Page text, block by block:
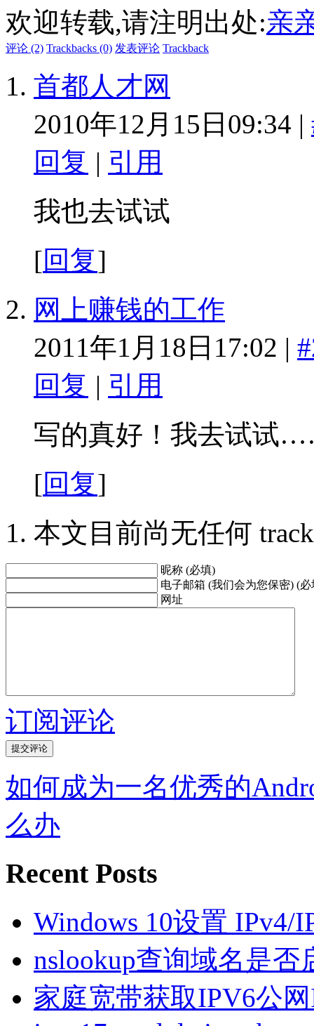
欢迎转载,请注明出处:亲
评论 (2) Trackbacks (0) 发表评论 Trackback
首都人才网
2010年12月15日09:34 |
回复 | 引用
我也去试试
[回复]
网上赚钱的工作
2011年1月18日17:02 |
回复 | 引用
写的真好！我去试试
[回复]
本文目前尚无任何
昵称 (必填)
电子邮箱 (我们会为您保密) (必
网址
订阅评论
如何成为一名优秀的
么办
Recent Posts
Windows 10设置 IPv4/
nslookup查询域名是否
家庭宽带获取IPV6公